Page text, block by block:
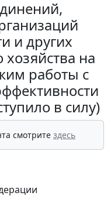
и других
хозяйства на
работы с
в силу)
смотрите здесь